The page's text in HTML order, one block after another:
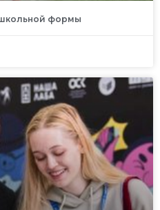
формы